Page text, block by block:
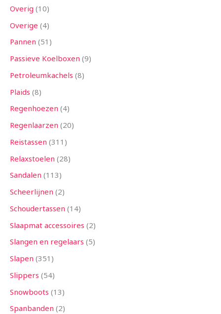
Overig 10
Overige 4
Pannen 51
Passieve Koelboxen 9
Petroleumkachels 8
Plaids 8
Regenhoezen 4
Regenlaarzen 20
Reistassen 311
Relaxstoelen 28
Sandalen 113
Scheerlijnen 2
Schoudertassen 14
Slaapmat accessoires 2
Slangen en regelaars 5
Slapen 351
Slippers 54
Snowboots 13
Spanbanden 2